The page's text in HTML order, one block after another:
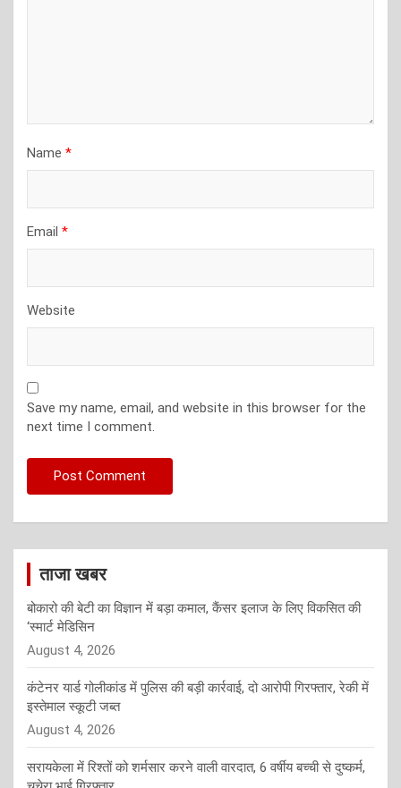
Name *
Email *
Website
Save my name, email, and website in this browser for the
next time I comment.
ताजा खबर
बोकारो की बेटी का विज्ञान में बड़ा कमाल, कैंसर इलाज के लिए विकसित की
‘स्मार्ट मेडिसिन
August 4, 2026
कंटेनर यार्ड गोलीकांड में पुलिस की बड़ी कार्रवाई, दो आरोपी गिरफ्तार, रेकी में
इस्तेमाल स्कूटी जब्त
August 4, 2026
सरायकेला में रिश्तों को शर्मसार करने वाली वारदात, 6 वर्षीय बच्ची से दुष्कर्म,